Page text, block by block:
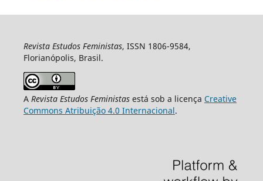
Revista Estudos Feministas, ISSN 1806-9584,
Florianópolis, Brasil.
A Revista Estudos Feministasestá sob a licença Creative
Commons Atribuição 4.0 Internacional.